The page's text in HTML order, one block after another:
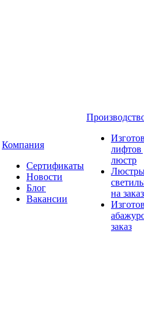
Компания
Сертификаты
Новости
Блог
Вакансии
лифтов
люстр
на заказ
заказ